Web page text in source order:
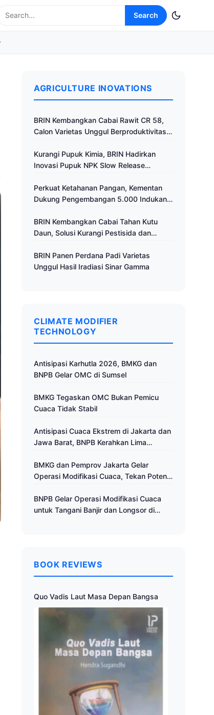
Search
AGRICULTURE INOVATIONS
BRIN Kembangkan Cabai Rawit CR 58,
Calon Varietas Unggul Berproduktivitas
Kurangi Pupuk Kimia, BRIN Hadirkan
Inovasi Pupuk NPK Slow Release
Perkuat Ketahanan Pangan, Kementan
Dukung Pengembangan 5.000 Indukan
BRIN Kembangkan Cabai Tahan Kutu
Daun, Solusi Kurangi Pestisida dan
BRIN Panen Perdana Padi Varietas
Unggul Hasil Iradiasi Sinar Gamma
CLIMATE MODIFIER
TECHNOLOGY
Antisipasi Karhutla 2026, BMKG dan
BNPB Gelar OMC di Sumsel
BMKG Tegaskan OMC Bukan Pemicu
Cuaca Tidak Stabil
Antisipasi Cuaca Ekstrem di Jakarta dan
Jawa Barat, BNPB Kerahkan Lima
Cuaca
BMKG dan Pemprov Jakarta Gelar
Operasi Modifikasi Cuaca, Tekan Potensi
BNPB Gelar Operasi Modifikasi Cuaca
untuk Tangani Banjir dan Longsor di
BOOK REVIEWS
Quo Vadis Laut Masa Depan Bangsa